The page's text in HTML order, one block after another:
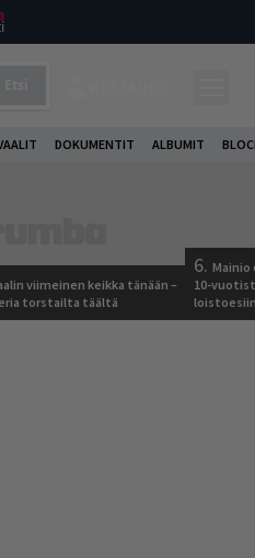
DOKUMENTIT ALBUMIT
viimeinen keikka tänään –
torstailta täältä
6.
10-